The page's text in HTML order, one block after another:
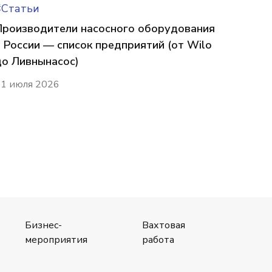
насосного оборудования
России — список предприятий (от Wilo
Ливнынасос)
июля 2026
Бизнес-
мероприятия
Вахтовая
работа